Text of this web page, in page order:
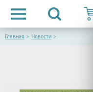
Главная > Новости >